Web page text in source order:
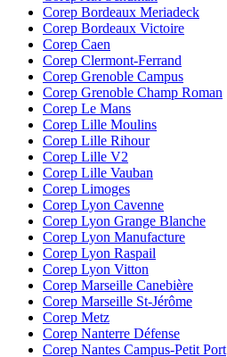
Corep Bordeaux Meriadeck
Corep Bordeaux Victoire
Corep Caen
Corep Clermont-Ferrand
Corep Grenoble Campus
Corep Grenoble Champ Roman
Corep Le Mans
Corep Lille Moulins
Corep Lille Rihour
Corep Lille V2
Corep Lille Vauban
Corep Limoges
Corep Lyon Cavenne
Corep Lyon Grange Blanche
Corep Lyon Manufacture
Corep Lyon Raspail
Corep Lyon Vitton
Corep Marseille Canebière
Corep Marseille St-Jérôme
Corep Metz
Corep Nanterre Défense
Corep Nantes Campus-Petit Port